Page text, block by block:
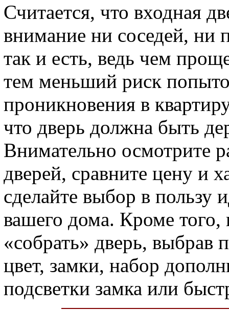
Считается, что входная
внимание ни соседей, ни
так и есть, ведь чем
тем меньший риск
проникновения в
что дверь должна быть
Внимательно осмотрите
дверей, сравните цену и
сделайте выбор в пользу
вашего дома. Кроме того,
«собрать» дверь, выбрав
цвет, замки, набор
подсветки замка или